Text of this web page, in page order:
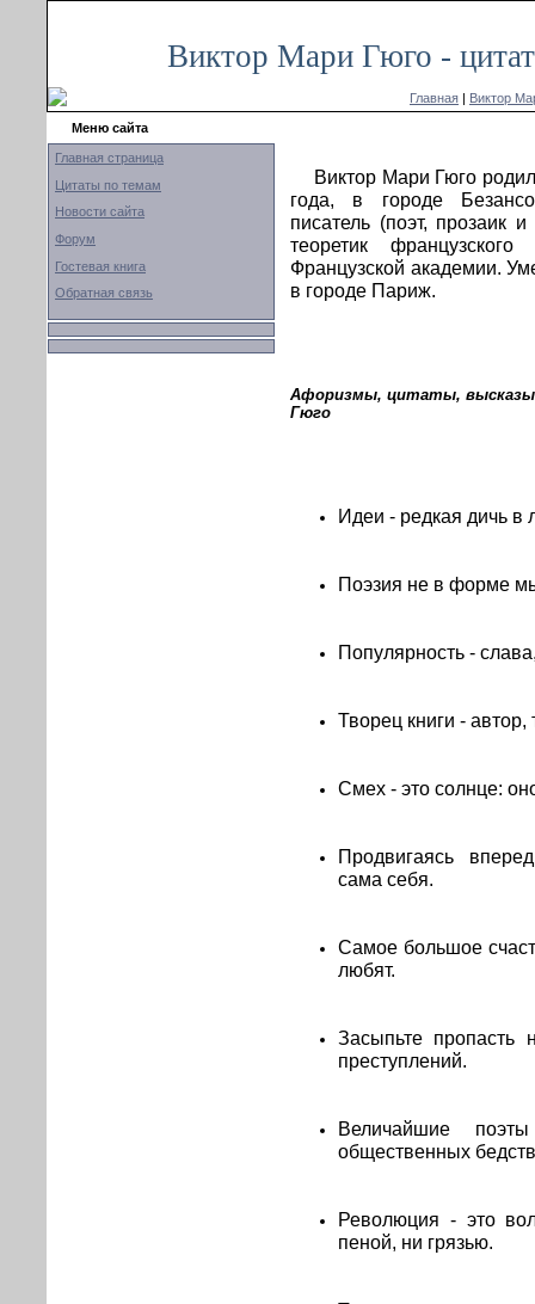
Виктор Мари Гюго -
Главная | Виктор
Меню сайта
Главная страница
Цитаты по темам
Новости сайта
Форум
Гостевая книга
Обратная связь
Виктор Мари Гюго
года, в городе
писатель (поэт, прозаик
теоретик
Французской академии.
в городе Париж.
Афоризмы, цитаты,
Гюго
Идеи - редкая дичь в
Поэзия не в форме
Популярность -
Творец книги -
Смех - это солнце:
Продвигаясь
сама себя.
Самое большое
любят.
Засыпьте пропасть
преступлений.
Величайшие
общественных
Революция - это
пеной, ни грязью.